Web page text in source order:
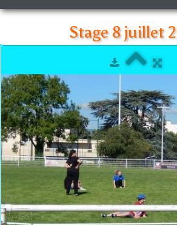
Stage 8 juillet